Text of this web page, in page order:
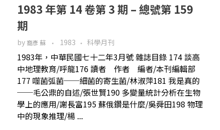
1983 年第 14 卷第 3 期 – 總號第 159
期
by 裔彥 蘇 1983 科學月刊
1983年，中華民國七十二年3月號 雜誌目錄 174 談高
中地理教育/呼龍176 讀者 作者 編者/本刊編輯部
177 噬菌弧菌──細菌的寄生菌/林淑萍181 我是真的
──毛公鼎的自述/張世賢190 多變量統計分析在生物
學上的應用/謝長富195 蘇俄鑽是什麼/吳舜田198 物理
中的現象推理/楊 ...